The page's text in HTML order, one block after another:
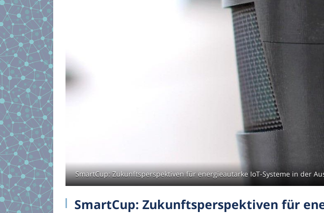
SmartCup: Zukunftsperspektiven für energieautarke IoT-Systeme in der
SmartCup: Zukunftsperspektiven für